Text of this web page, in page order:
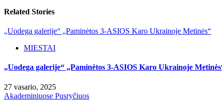
Related Stories
„Uodega galerije“ „Paminėtos 3-ASIOS Karo Ukrainoje Metinės“
MIESTAI
„Uodega galerije“ „Paminėtos 3-ASIOS Karo Ukrainoje
27 vasario, 2025
Akademiniuose Pusryčiuos